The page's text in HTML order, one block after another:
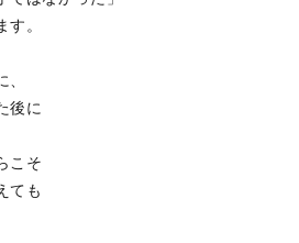
。
後に
こそ
ても